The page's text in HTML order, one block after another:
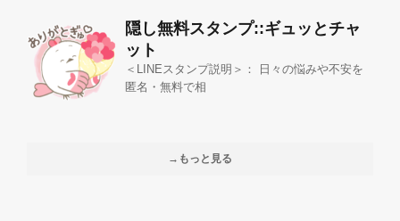
隠し無料スタンプ::ギュッとチャ
ット
＜LINEスタンプ説明＞： 日々の悩みや不安を
匿名・無料で相
→もっと見る